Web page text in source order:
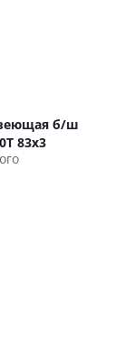
б/ш
83х3